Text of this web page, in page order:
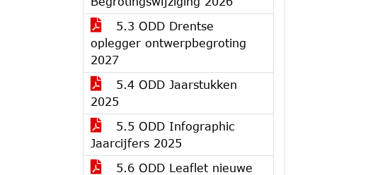
5.3 ODD Drentse
oplegger ontwerpbegroting
2027
5.4 ODD Jaarstukken
2025
5.5 ODD Infographic
Jaarcijfers 2025
5.6 ODD Leaflet nieuwe